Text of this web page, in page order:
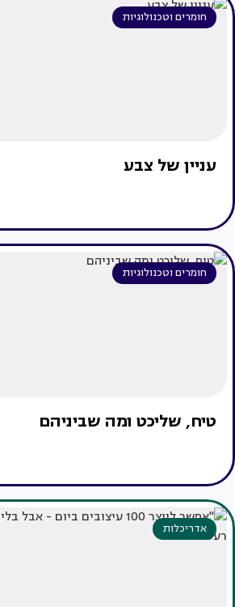
חומרים וטכנולוגיות
עניין של צבע
חומרים וטכנולוגיות
טיח, שליכט ומה שביניהם
אדריכלות